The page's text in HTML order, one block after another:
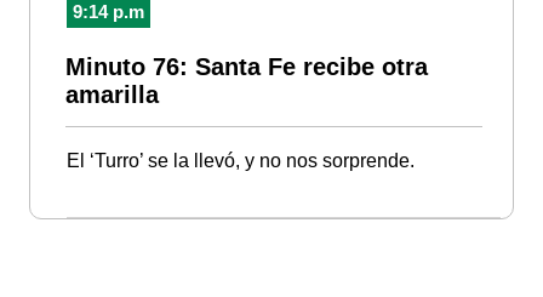
9:14 p.m
Minuto 76: Santa Fe recibe otra
amarilla
El ‘Turro’ se la llevó, y no nos sorprende.